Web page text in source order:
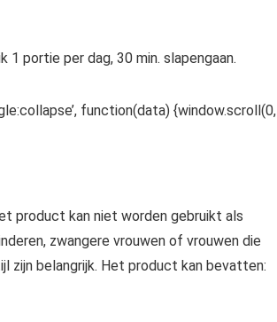
portie per dag, 30 min. slapengaan.
function(data) {window.scroll(0,
product kan niet worden gebruikt als
zwangere vrouwen of vrouwen die
zijn belangrijk. Het product kan bevatten: